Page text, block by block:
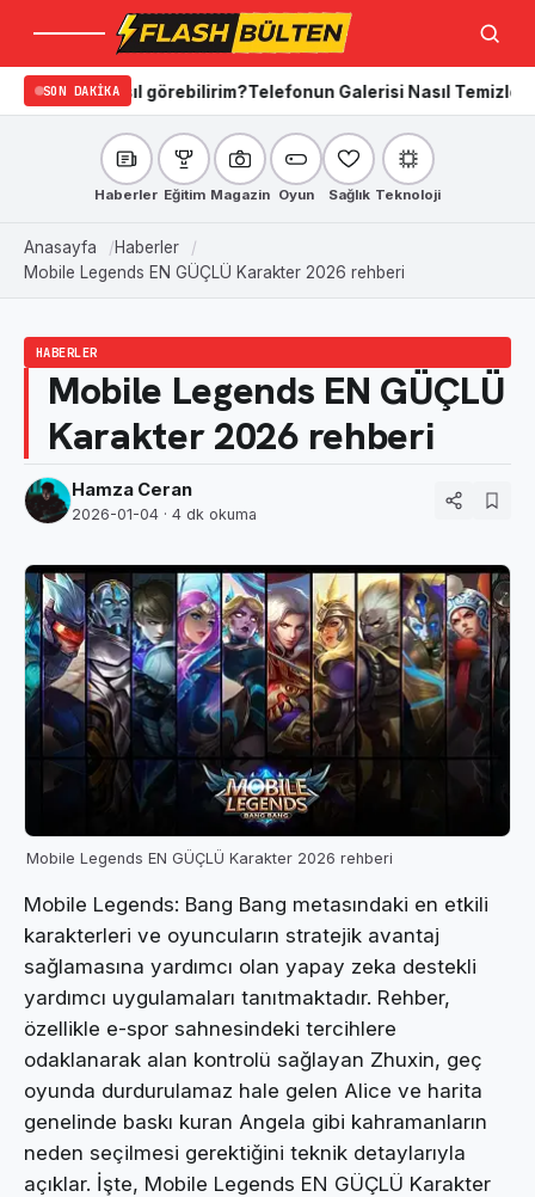
Menü Ara
SON DAKIKA
görebilirim?Telefonun Galerisi Nasıl Temizlenir? iPhone’da
Haberler Eğitim Magazin Oyun Sağlık Teknoloji
Anasayfa
Haberler
Mobile Legends EN GÜÇLÜ Karakter 2026 rehberi
HABERLER
Mobile Legends EN GÜÇLÜ
Karakter 2026 rehberi
Hamza Ceran
2026-01-04 · 4 dk okuma
Mobile Legends EN GÜÇLÜ Karakter 2026 rehberi
Mobile Legends: Bang Bang metasındaki en etkili
karakterleri ve oyuncuların stratejik avantaj
sağlamasına yardımcı olan yapay zeka destekli
yardımcı uygulamaları tanıtmaktadır. Rehber,
özellikle e-spor sahnesindeki tercihlere
odaklanarak alan kontrolü sağlayan Zhuxin, geç
oyunda durdurulamaz hale gelen Alice ve harita
genelinde baskı kuran Angela gibi kahramanların
neden seçilmesi gerektiğini teknik detaylarıyla
açıklar. İşte, Mobile Legends EN GÜÇLÜ Karakter